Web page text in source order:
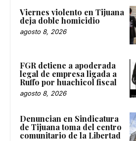
Viernes violento en Tijuana
deja doble homicidio
agosto 8, 2026
FGR detiene a apoderada
legal de empresa ligada a
Ruffo por huachicol fiscal
agosto 8, 2026
Denuncian en Sindicatura
de Tijuana toma del centro
comunitario de la Libertad